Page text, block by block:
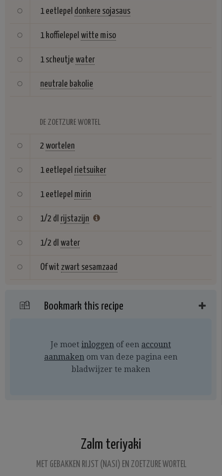
1 eetlepel donkere sojasaus
1 koffielepel witte miso
1 scheutje water
neutrale bakolie
DE ZOETZURE WORTEL
2 wortelen
1 eetlepel rietsuiker
1 eetlepel mirin
1/2 dl rijstazijn
1/2 dl water
Of wit zwart sesamzaad
Bookmark this recipe
Je moet inloggen of een account
aanmaken om van deze pagina een
bladwijzer te maken
Zalm teriyaki
MET GEBAKKEN RIJST (NASI) EN ZOETZURE WORTEL